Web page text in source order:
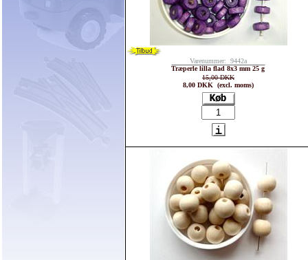
Varenummer: 9442a
Træperle lilla flad 8x3 mm 25 g
15,00 DKK
8,00 DKK (excl. moms)